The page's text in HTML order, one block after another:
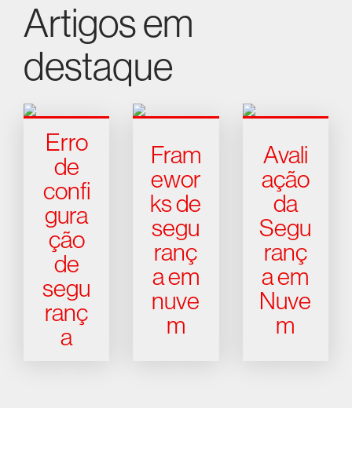
Artigos em
destaque
Erro
de
confi
gura
ção
de
segu
ranç
a
Fram
ewor
ks de
segu
ranç
a em
nuve
m
Avali
ação
da
Segu
ranç
a em
Nuve
m